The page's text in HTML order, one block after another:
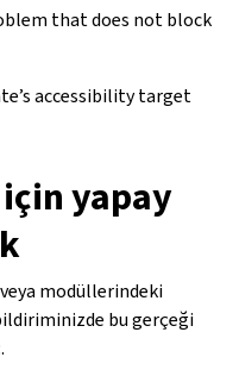
that does not block
accessibility target
yapay
modüllerindeki
bu gerçeği
.